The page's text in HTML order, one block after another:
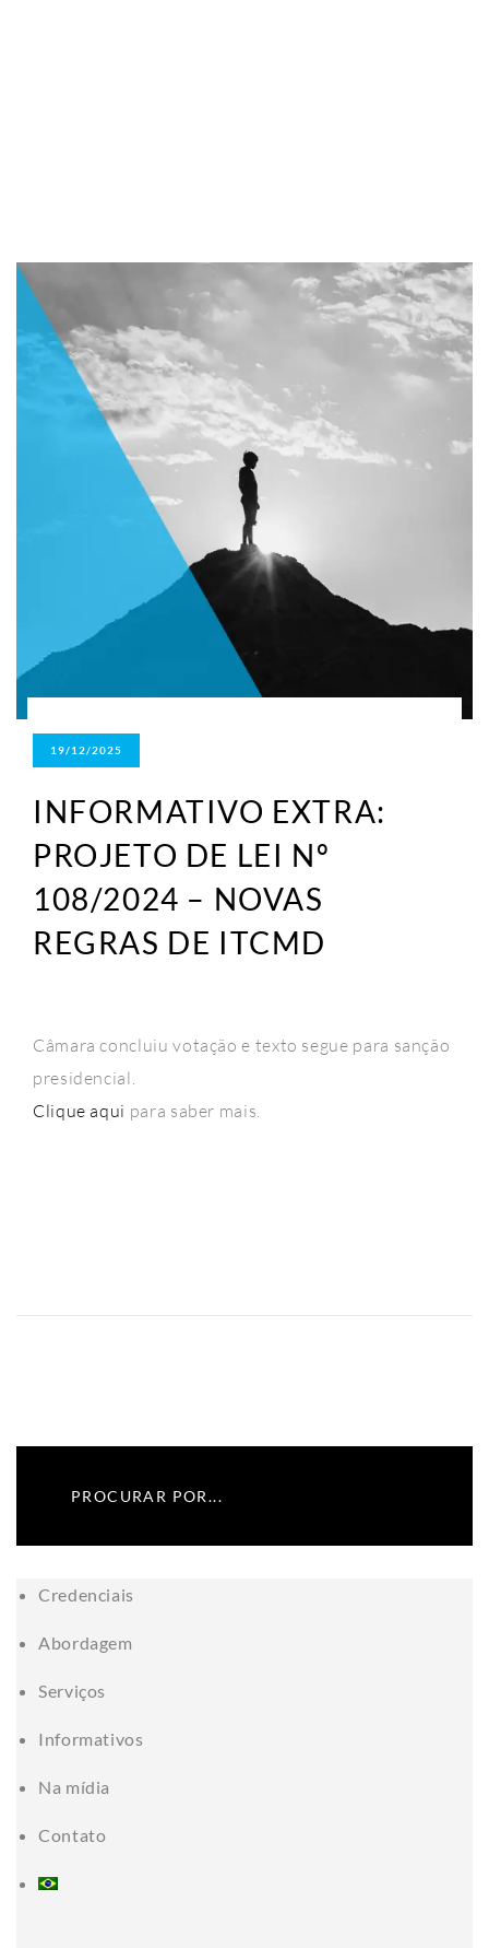
19/12/2025
INFORMATIVO EXTRA:
PROJETO DE LEI Nº
108/2024 – NOVAS
REGRAS DE ITCMD
Câmara concluiu votação e texto segue para sanção
presidencial.
Clique aqui para saber mais.
Credenciais
Abordagem
Serviços
Informativos
Na mídia
Contato